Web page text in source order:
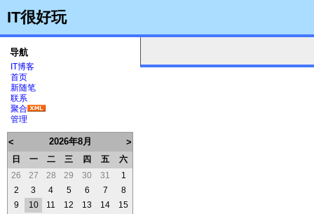
IT很好玩
导航
IT博客
首页
新随笔
联系
聚合
管理
< 2026年8月 >
日 一 二 三 四 五
六
26
27 28 29 30 31
1
2
3 4 5 6 7
8
9
10 11 12 13 14
15